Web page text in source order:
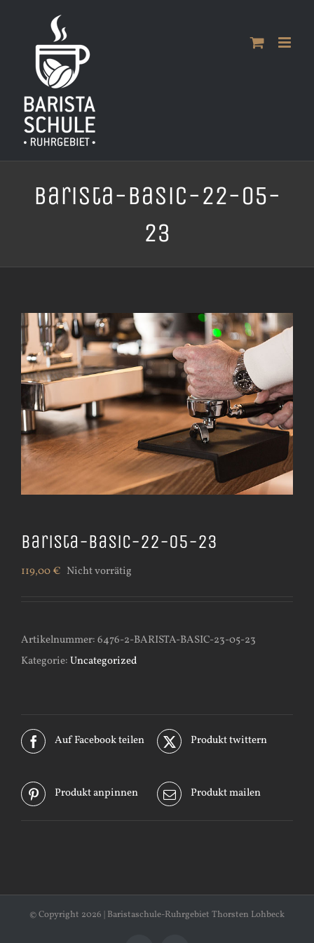
springen
Barista-Basic-22-05-
23
Barista-Basic-22-05-23
119,00€ Nicht vorrätig
Artikelnummer:6476-2-BARISTA-BASIC-23-05-23
Kategorie:Uncategorized
Auf Facebook teilen Produkt twittern
Produkt anpinnen Produkt mailen
© Copyright 2026 | Baristaschule-Ruhrgebiet Thorsten Lohbeck